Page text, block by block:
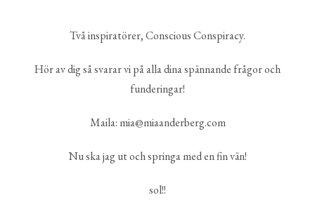
Två inspiratörer, Conscious Conspiracy.
Hör av dig så svarar vi på alla dina spännande frågor och
funderingar!
Maila: mia@miaanderberg.com
Nu ska jag ut och springa med en fin vän!
sol!!